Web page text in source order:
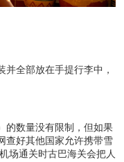
全部放在手提行李中，
的数量没有限制，但如果
查好其他国家允许携带雪
场通关时古巴海关会把人